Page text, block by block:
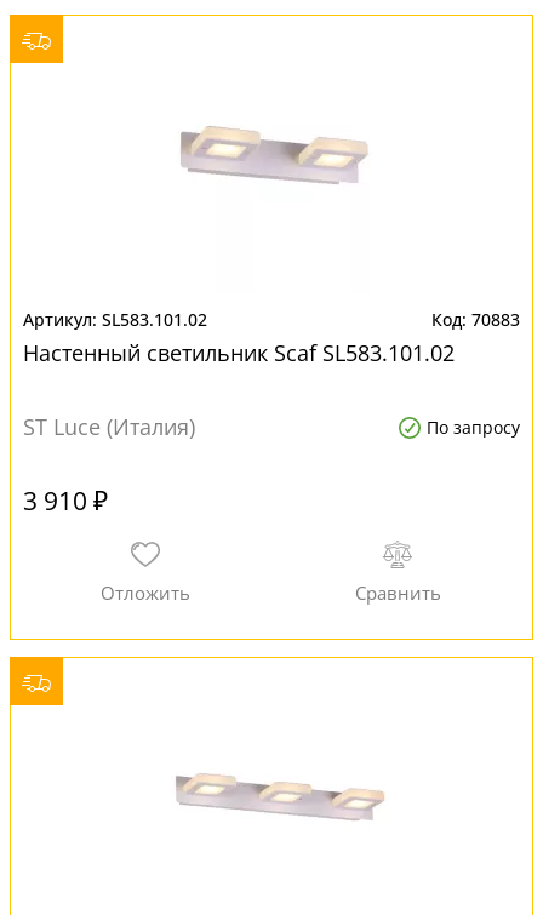
SL583.101.02 70883
Настенный светильник Scaf SL583.101.02
ST Luce (Италия) По запросу
3 910 ₽